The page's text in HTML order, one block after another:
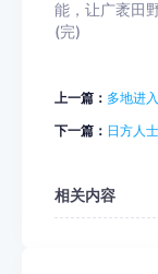
能，让广袤田
(完)
上一篇： 多地进
下一篇： 日方人
相关内容